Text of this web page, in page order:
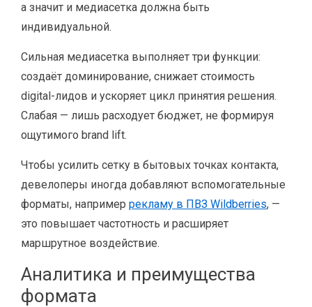
а значит и медиасетка должна быть
индивидуальной.
Сильная медиасетка выполняет три функции:
создаёт доминирование, снижает стоимость
digital-лидов и ускоряет цикл принятия решения.
Слабая — лишь расходует бюджет, не формируя
ощутимого brand lift.
Чтобы усилить сетку в бытовых точках контакта,
девелоперы иногда добавляют вспомогательные
форматы, например рекламу в ПВЗ Wildberries, —
это повышает частотность и расширяет
маршрутное воздействие.
Аналитика и преимущества
формата